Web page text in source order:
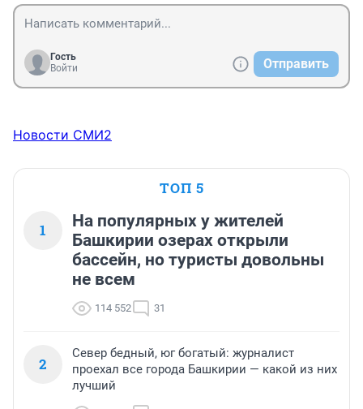
Гость
Войти
Отправить
Новости СМИ2
ТОП 5
1
На популярных у жителей
Башкирии озерах открыли
бассейн, но туристы довольны
не всем
114 552 31
2
Север бедный, юг богатый: журналист
проехал все города Башкирии — какой из них
лучший